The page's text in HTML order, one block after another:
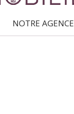
NOTRE AGENCE